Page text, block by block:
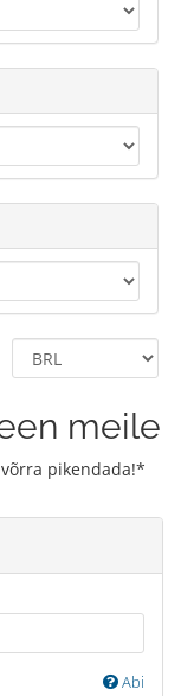
meile
pikendada!*
Abi